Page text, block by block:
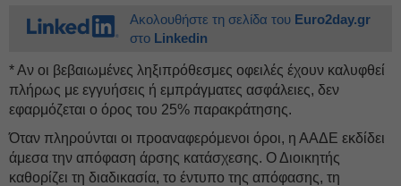
Ακολουθήστε τη σελίδα του Euro2day.gr
στο Linkedin
* Αν οι βεβαιωμένες ληξιπρόθεσμες οφειλές έχουν καλυφθεί
πλήρως με εγγυήσεις ή εμπράγματες ασφάλειες, δεν
εφαρμόζεται ο όρος του 25% παρακράτησης.
Όταν πληρούνται οι προαναφερόμενοι όροι, η ΑΑΔΕ εκδίδει
άμεσα την απόφαση άρσης κατάσχεσης. Ο Διοικητής
καθορίζει τη διαδικασία, το έντυπο της απόφασης, τη